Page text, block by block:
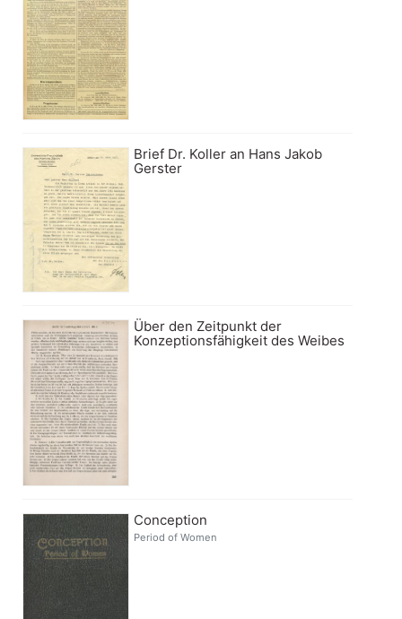
Brief Dr. Koller an Hans Jakob
Gerster
Über den Zeitpunkt der
Konzeptionsfähigkeit des Weibes
Conception
Period of Women